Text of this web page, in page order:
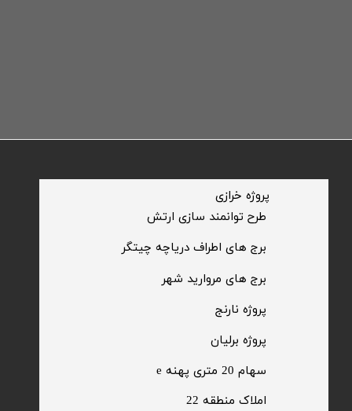
​طرح توانمند سازی ارتش
سهام 20 متری پهنه e​​​​​​​
​املاک منطقه 22
​پروژه خرازی
پروژه برلیان
​پروژه نارنج
​برج های اطراف دریاچه چیتگر
​برج های مروارید شهر